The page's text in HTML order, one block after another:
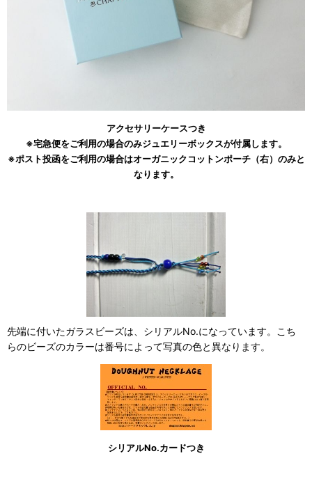
アクセサリーケースつき
※宅急便をご利用の場合のみジュエリーボックスが付属します。
※ポスト投函をご利用の場合はオーガニックコットンポーチ（右）のみと
なります。
先端に付いたガラスビーズは、シリアルNo.になっています。こち
らのビーズのカラーは番号によって写真の色と異なります。
シリアルNo.カードつき